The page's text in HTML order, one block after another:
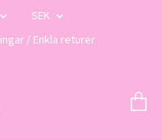
SEK
/ Enkla returer